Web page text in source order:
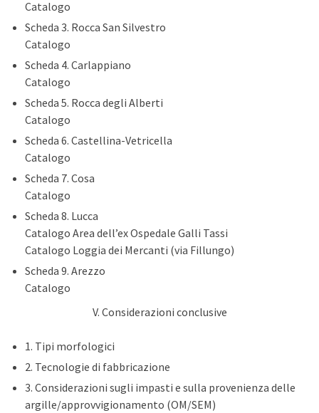
Catalogo
Scheda 3. Rocca San Silvestro
Catalogo
Scheda 4. Carlappiano
Catalogo
Scheda 5. Rocca degli Alberti
Catalogo
Scheda 6. Castellina-Vetricella
Catalogo
Scheda 7. Cosa
Catalogo
Scheda 8. Lucca
Catalogo Area dell’ex Ospedale Galli Tassi
Catalogo Loggia dei Mercanti (via Fillungo)
Scheda 9. Arezzo
Catalogo
V. Considerazioni conclusive
1. Tipi morfologici
2. Tecnologie di fabbricazione
3. Considerazioni sugli impasti e sulla provenienza delle
argille/approvvigionamento (OM/SEM)